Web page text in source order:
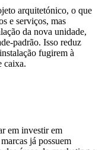
arquitetónico, o que
e serviços, mas
da nova unidade,
padrão. Isso reduz
fugirem à
caixa.
em investir em
já possuem